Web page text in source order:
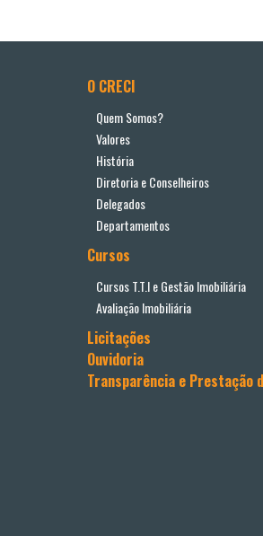
O CRECI
Quem Somos?
Valores
História
Diretoria e Conselheiros
Delegados
Departamentos
Cursos
Cursos T.T.I e Gestão Imobiliária
Avaliação Imobiliária
Licitações
Ouvidoria
Transparência e Prestação